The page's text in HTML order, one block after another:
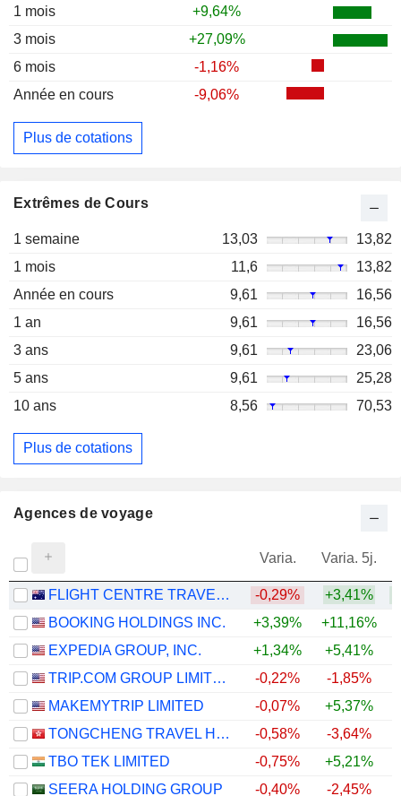
1 mois
+9,64%
3 mois
+27,09%
6 mois
-1,16%
Année en cours
-9,06%
Plus de cotations
Extrêmes de Cours
1 semaine 13,03
13,82
1 mois
11,6
13,82
Année en cours
9,61
16,56
1 an
9,61
16,56
3 ans
9,61
23,06
5 ans
9,61
25,28
10 ans
8,56 70,53
Plus de cotations
Agences de voyage
Varia. Varia. 5j.
FLIGHT CENTRE TRAVEL GROUP LIMITED -0,29% +3,41%
BOOKING HOLDINGS INC.
+3,39% +11,16%
EXPEDIA GROUP, INC.
+1,34% +5,41%
TRIP.COM GROUP LIMITED
-0,22% -1,85%
MAKEMYTRIP LIMITED
-0,07% +5,37%
TONGCHENG TRAVEL HOLDINGS LIMITED
-0,58% -3,64%
TBO TEK LIMITED
-0,75% +5,21%
SEERA HOLDING GROUP
-0,40% -2,45%